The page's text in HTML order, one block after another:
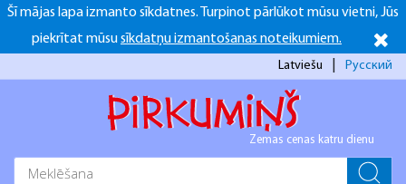
Šī mājas lapa izmanto sīkdatnes. Turpinot pārlūkot mūsu vietni, Jūs
piekrītat mūsusīkdatņu izmantošanas noteikumiem.
+371 26916937
+371 26916937
facebook
Darba dienās 10:00-16:00 S.Sv. Brīvs
Latviešu Русский
Zemas cenas katru dienu